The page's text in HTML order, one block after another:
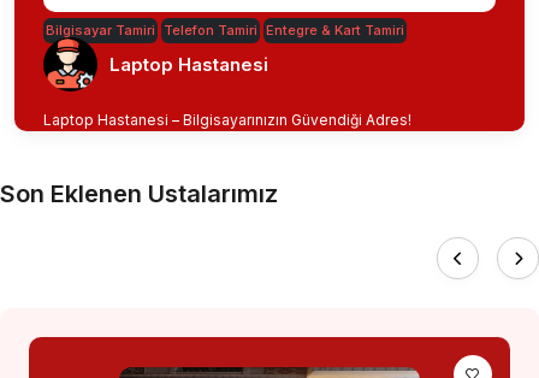
Bilgisayar Tamiri Telefon Tamiri Entegre & Kart Tamiri
Laptop Hastanesi
Laptop Hastanesi – Bilgisayarınızın Güvendiği Adres!
Son Eklenen Ustalarımız